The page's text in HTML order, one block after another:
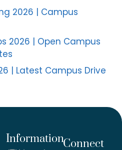
2026 | Campus
2026 | Open Campus
| Latest Campus Drive
InformationConnect